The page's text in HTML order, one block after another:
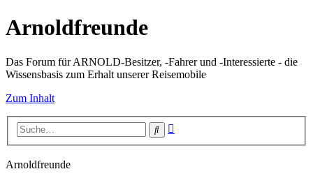
Arnoldfreunde
Das Forum für ARNOLD-Besitzer, -Fahrer und -Interessierte - die
Wissensbasis zum Erhalt unserer Reisemobile
Zum Inhalt
Suche
Arnoldfreunde